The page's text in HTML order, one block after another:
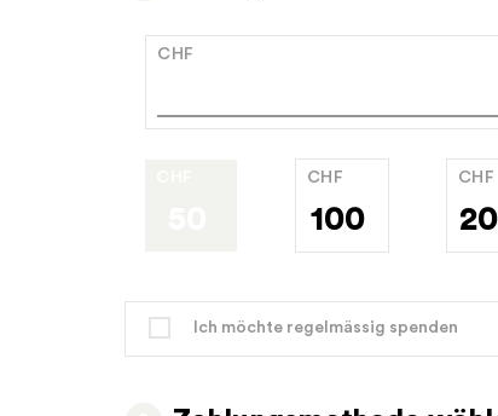
CHF
CHF
100
CHF
Ich möchte regelmässig spenden